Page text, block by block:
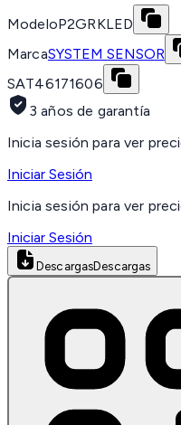
ModeloP2GRKLED
MarcaSYSTEM SENSOR
SAT46171606
3 años de garantía
Inicia sesión para ver
Iniciar Sesión
Inicia sesión para ver
Iniciar Sesión
DescargasDescargas